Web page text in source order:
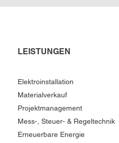
LEISTUNGEN
Elektroinstallation
Materialverkauf
Projektmanagement
Mess-, Steuer- & Regeltechnik
Erneuerbare Energie